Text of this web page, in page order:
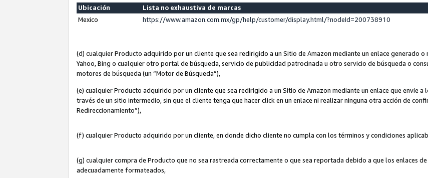
Ubicación
Lista no exhaustiva de marcas
Mexico
https://www.amazon.com.mx/gp/help/customer/display.html/?nodeId=200738910
(d) cualquier Producto adquirido por un cliente que sea redirigido a un Sitio de Amazon mediante un enlace generado
Yahoo, Bing o cualquier otro portal de búsqueda, servicio de publicidad patrocinada u otro servicio de búsqueda o
motores de búsqueda (un “Motor de Búsqueda”),
(e) cualquier Producto adquirido por un cliente que sea redirigido a un Sitio de Amazon mediante un enlace que envíe a
través de un sitio intermedio, sin que el cliente tenga que hacer click en un enlace ni realizar ninguna otra acción de
Redireccionamiento”),
(f) cualquier Producto adquirido por un cliente, en donde dicho cliente no cumpla con los términos y condiciones
(g) cualquier compra de Producto que no sea rastreada correctamente o que sea reportada debido a que los enlaces
adecuadamente formateados,